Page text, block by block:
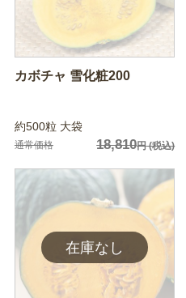
カボチャ 雪化粧200
約500粒 大袋
通常価格 18,810円(税込)